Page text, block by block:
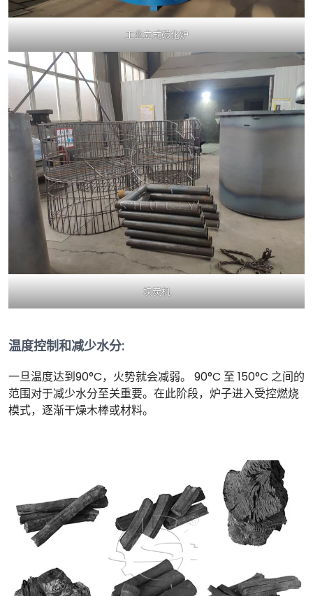
工业立式碳化炉
块炭机
温度控制和减少水分:
一旦温度达到90°C，火势就会减弱。 90°C 至 150°C 之间的
范围对于减少水分至关重要。在此阶段，炉子进入受控燃烧
模式，逐渐干燥木棒或材料。